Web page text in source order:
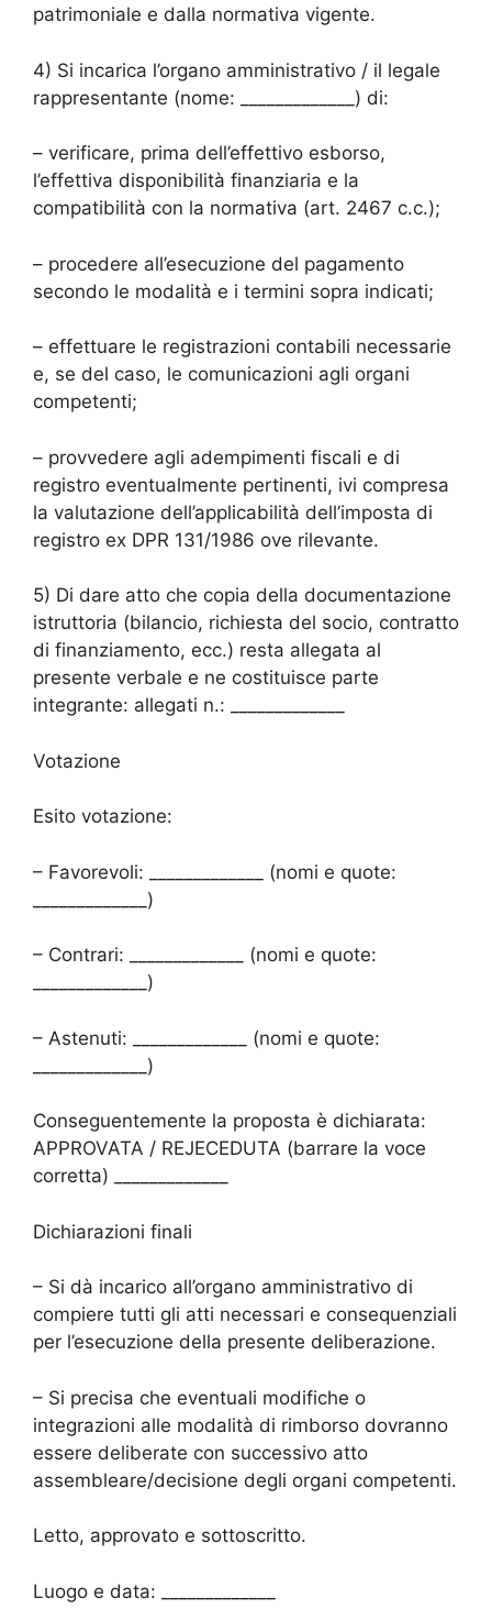
patrimoniale e dalla normativa vigente.
4) Si incarica l’organo amministrativo / il legale
rappresentante (nome: _____________) di:
– verificare, prima dell’effettivo esborso,
l’effettiva disponibilità finanziaria e la
compatibilità con la normativa (art. 2467 c.c.);
– procedere all’esecuzione del pagamento
secondo le modalità e i termini sopra indicati;
– effettuare le registrazioni contabili necessarie
e, se del caso, le comunicazioni agli organi
competenti;
– provvedere agli adempimenti fiscali e di
registro eventualmente pertinenti, ivi compresa
la valutazione dell’applicabilità dell’imposta di
registro ex DPR 131/1986 ove rilevante.
5) Di dare atto che copia della documentazione
istruttoria (bilancio, richiesta del socio, contratto
di finanziamento, ecc.) resta allegata al
presente verbale e ne costituisce parte
integrante: allegati n.: _____________
Votazione
Esito votazione:
– Favorevoli: _____________ (nomi e quote:
_____________)
– Contrari: _____________ (nomi e quote:
_____________)
– Astenuti: _____________ (nomi e quote:
_____________)
Conseguentemente la proposta è dichiarata:
APPROVATA / REJECEDUTA (barrare la voce
corretta) _____________
Dichiarazioni finali
– Si dà incarico all’organo amministrativo di
compiere tutti gli atti necessari e consequenziali
per l’esecuzione della presente deliberazione.
– Si precisa che eventuali modifiche o
integrazioni alle modalità di rimborso dovranno
essere deliberate con successivo atto
assembleare/decisione degli organi competenti.
Letto, approvato e sottoscritto.
Luogo e data: _____________